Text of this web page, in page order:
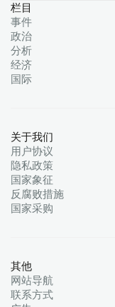
栏目
事件
政治
分析
经济
国际
关于我们
用户协议
隐私政策
国家象征
反腐败措施
国家采购
其他
网站导航
联系方式